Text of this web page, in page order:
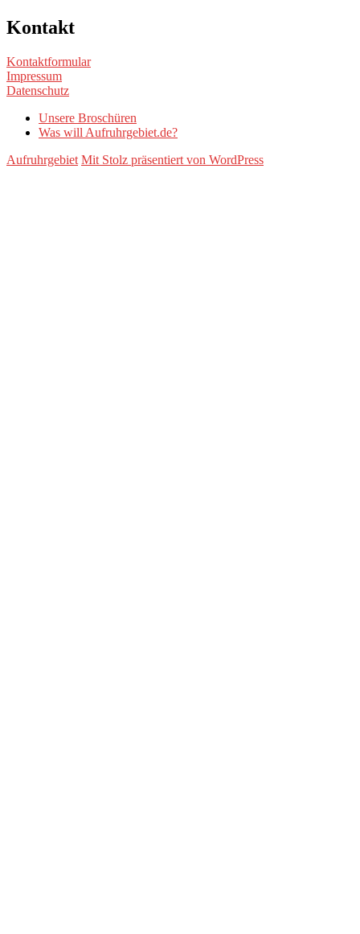
Kontakt
Kontaktformular
Impressum
Datenschutz
Unsere Broschüren
Was will Aufruhrgebiet.de?
Aufruhrgebiet Mit Stolz präsentiert von WordPress